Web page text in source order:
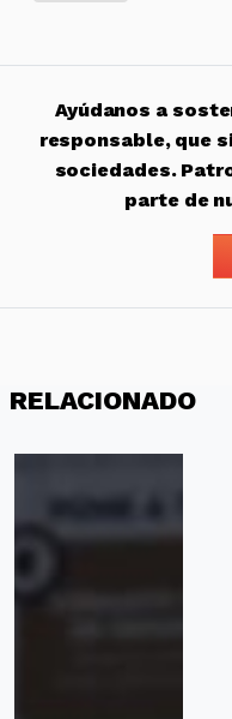
Ayúdanos a
responsable, que
sociedades.
parte de
RELACIONADO